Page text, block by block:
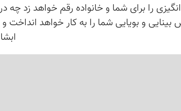
انگیزی را برای شما و خانواده رقم خواهد
و بویایی شما را به کار خواهد